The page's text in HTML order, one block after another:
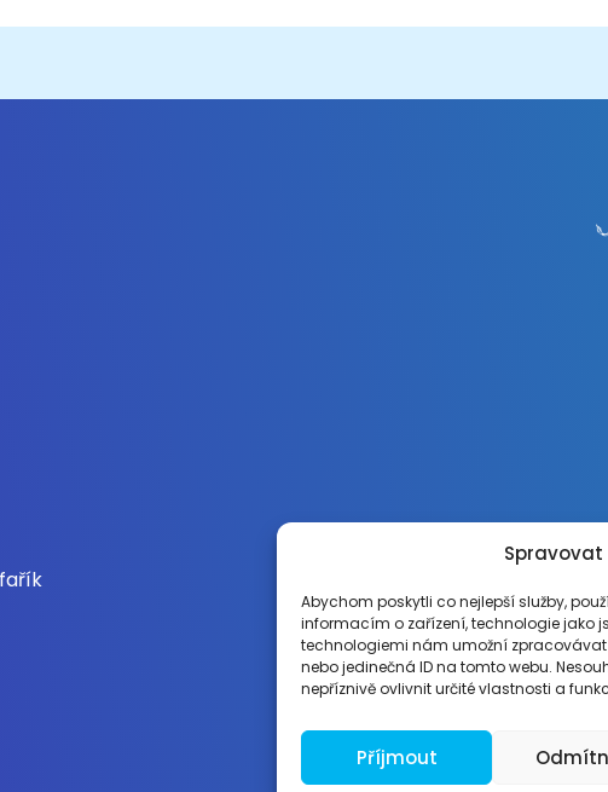
Spravovat
Abychom poskytli co nejlepší služby,
informacím o zařízení, technologie jako
technologiemi nám umožní
nebo jedinečná ID na tomto webu.
nepříznivě ovlivnit určité vlastnosti a
Příjmout
Vytvořila